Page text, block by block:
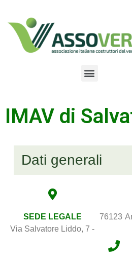
IMAV di
Dati generali
SEDE LEGALE
Via Salvatore Liddo, 7 -
76123